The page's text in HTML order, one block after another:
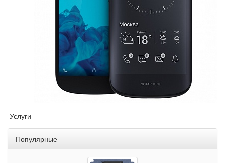
Услуги
Популярные